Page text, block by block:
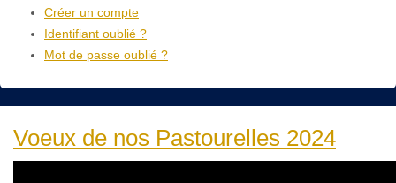
Créer un compte
Identifiant oublié ?
Mot de passe oublié ?
Voeux de nos Pastourelles 2024